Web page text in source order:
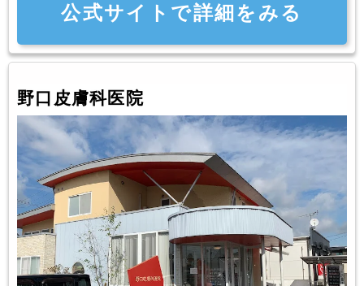
公式サイトで詳細をみる
野口皮膚科医院